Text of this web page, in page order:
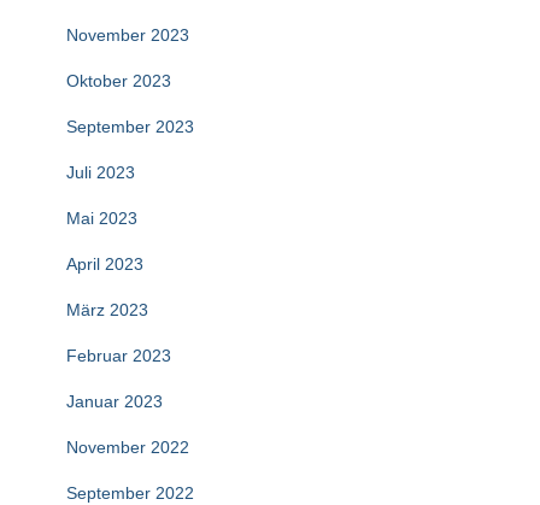
November 2023
Oktober 2023
September 2023
Juli 2023
Mai 2023
April 2023
März 2023
Februar 2023
Januar 2023
November 2022
September 2022